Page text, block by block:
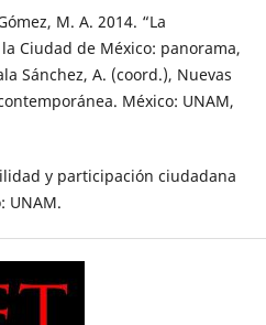
M. A. 2014. “La
Ciudad de México: panorama,
Sánchez, A. (coord.), Nuevas
México: UNAM,
y participación ciudadana
UNAM.